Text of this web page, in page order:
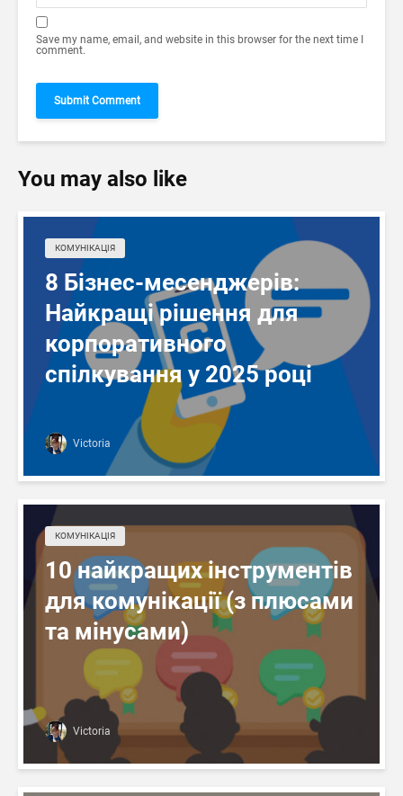
Save my name, email, and website in this browser for the next time I
comment.
You may also like
КОМУНІКАЦІЯ
8 Бізнес-месенджерів:
Найкращі рішення для
корпоративного
спілкування у 2025 році
Victoria
КОМУНІКАЦІЯ
10 найкращих інструментів
для комунікації (з плюсами
та мінусами)
Victoria